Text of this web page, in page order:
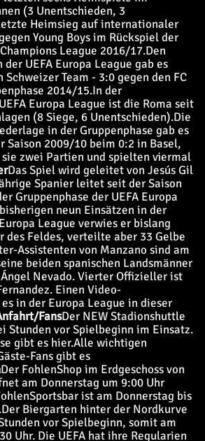
(3 Unentschieden, 3
Heimsieg auf internationaler
Young Boys im Rückspiel der
League 2016/17.Den
UEFA Europa League gab es
Team - 3:0 gegen den FC
2014/15.In der
Europa League ist die Roma seit
(8 Siege, 6 Unentschieden).Die
in der Gruppenphase gab es
Saison 2009/10 beim 0:2 in Basel,
zwei Partien und spielten viermal
Das Spiel wird geleitet von Jesús Gil
Spanier leitet seit der Saison
Gruppenphase der UEFA Europa
neun Einsätzen in der
League verwies er bislang
des Feldes, verteilte aber 33 Gelbe
Assistenten von Manzano sind am
beiden spanischen Landsmänner
Nevado. Vierter Offizieller ist
Einen Video-
in der Europa League in dieser
FansDer NEW Stadionshuttle
Stunden vor Spielbeginn im Einsatz.
gibt es hier.Alle wichtigen
Fans gibt es
Der FohlenShop im Erdgeschoss von
am Donnerstag um 9:00 Uhr
ist am Donnerstag bis
Der Biergarten hinter der Nordkurve
vor Spielbeginn, somit am
Uhr. Die UEFA hat ihre Regularien